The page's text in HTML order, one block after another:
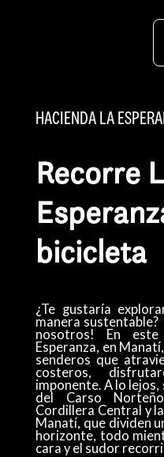
HACIENDA LA
Recorre
bicicleta
¿Te gustaría
manera sustentable?
nosotros! En
Esperanza, en
senderos que
costeros,
imponente. A lo
del Carso
Cordillera Central y
Manatí, que dividen
horizonte, todo
cara y el sudor